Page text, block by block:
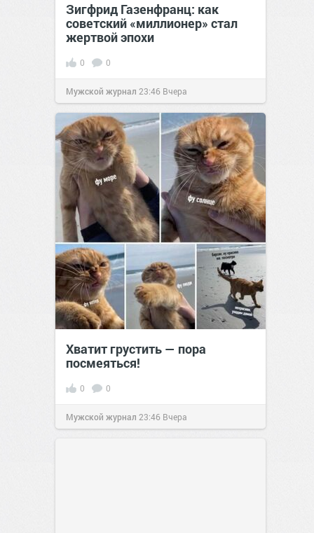
Зигфрид Газенфранц: как
советский «миллионер» стал
жертвой эпохи
0 0
Мужской журнал 23:46 Вчера
Хватит грустить — пора
посмеяться!
0 0
Мужской журнал 23:46 Вчера